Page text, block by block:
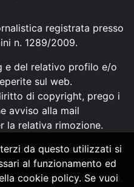
registrata presso
n. 1289/2009.
e del relativo profilo e/o
sul web.
di copyright, prego i
avviso alla mail
la relativa rimozione.
di Calcioline.com non
o riprodotti, senza
normativa n.29 del 2001.
da questo utilizzati si
al funzionamento ed
cookie policy. Se vuoi